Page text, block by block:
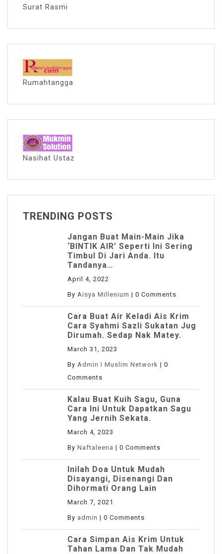
Surat Rasmi
Rumahtangga
Nasihat Ustaz
TRENDING POSTS
Jangan Buat Main-Main Jika
‘BINTIK AIR’ Seperti Ini Sering
Timbul Di Jari Anda. Itu
Tandanya…
April 4, 2022
By Aisya Millenium | 0 Comments
Cara Buat Air Keladi Ais Krim
Cara Syahmi Sazli Sukatan Jug
Dirumah. Sedap Nak Matey.
March 31, 2023
By Admin I Muslim Network | 0
Comments
Kalau Buat Kuih Sagu, Guna
Cara Ini Untuk Dapatkan Sagu
Yang Jernih Sekata.
March 4, 2023
By Naftaleena | 0 Comments
Inilah Doa Untuk Mudah
Disayangi, Disenangi Dan
Dihormati Orang Lain
March 7, 2021
By admin | 0 Comments
Cara Simpan Ais Krim Untuk
Tahan Lama Dan Tak Mudah